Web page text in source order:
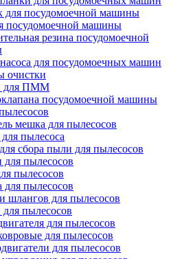
для посудомоечной машины
посудомоечной машины
резина посудомоечной
для посудомоечных машин
очистки
для ПММ
посудомоечной машины
мешка для пылесосов
пылесоса
сбора пыли для пылесосов
для пылесосов
пылесосов
для пылесосов
шлангов для пылесосов
пылесосов
для пылесосов
для пылесосов
для пылесосов